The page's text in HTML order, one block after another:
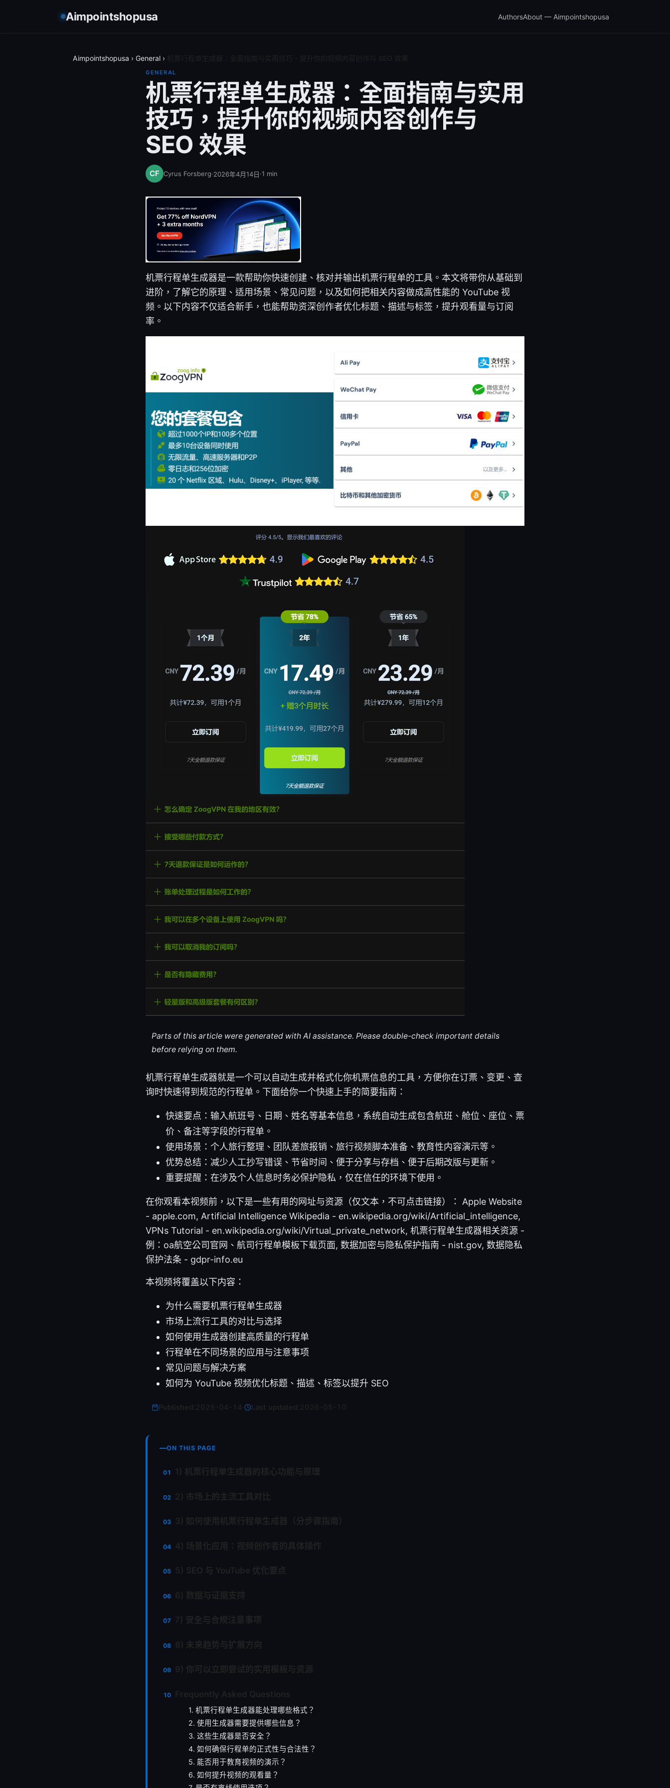
Aimpointshopusa AuthorsAbout — Aimpointshopusa
Aimpointshopusa › General ›
GENERAL
机票行程单生成器：全面指南与实用
技巧，提升你的视频内容创作与
SEO 效果
Cyrus Forsberg·2026年4月14日·1 min
机票行程单生成器是一款帮助你快速创建、核对并输出机票行程单的工具。本文将带你从基础到
进阶，了解它的原理、适用场景、常见问题，以及如何把相关内容做成高性能的 YouTube 视
频。以下内容不仅适合新手，也能帮助资深创作者优化标题、描述与标签，提升观看量与订阅
率。
Parts of this article were generated with AI assistance. Please double-check important details
before relying on them.
机票行程单生成器就是一个可以自动生成并格式化你机票信息的工具，方便你在订票、变更、查
询时快速得到规范的行程单。下面给你一个快速上手的简要指南：
快速要点：输入航班号、日期、姓名等基本信息，系统自动生成包含航班、舱位、座位、票
价、备注等字段的行程单。
使用场景：个人旅行整理、团队差旅报销、旅行视频脚本准备、教育性内容演示等。
优势总结：减少人工抄写错误、节省时间、便于分享与存档、便于后期改版与更新。
重要提醒：在涉及个人信息时务必保护隐私，仅在信任的环境下使用。
在你观看本视频前，以下是一些有用的网址与资源（仅文本，不可点击链接）： Apple Website
- apple.com, Artificial Intelligence Wikipedia - en.wikipedia.org/wiki/Artificial_intelligence,
VPNs Tutorial - en.wikipedia.org/wiki/Virtual_private_network, 机票行程单生成器相关资源 -
例：oa航空公司官网、航司行程单模板下载页面, 数据加密与隐私保护指南 - nist.gov, 数据隐私
保护法条 - gdpr-info.eu
本视频将覆盖以下内容：
为什么需要机票行程单生成器
市场上流行工具的对比与选择
如何使用生成器创建高质量的行程单
行程单在不同场景的应用与注意事项
常见问题与解决方案
如何为 YouTube 视频优化标题、描述、标签以提升 SEO
Last updated:
ON THIS PAGE
1. 机票行程单生成器能处理哪些格式？
2. 使用生成器需要提供哪些信息？
3. 这些生成器是否安全？
4. 如何确保行程单的正式性与合法性？
5. 能否用于教育视频的演示？
6. 如何提升视频的观看量？